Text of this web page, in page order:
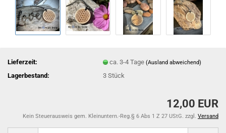
Lieferzeit: ca. 3-4 Tage(Ausland abweichend)
Lagerbestand: 3Stück
12,00 EUR
Kein Steuerausweis gem. Kleinuntern.-Reg.§ 6 Abs 1 Z 27 UStG. zzgl. Versand